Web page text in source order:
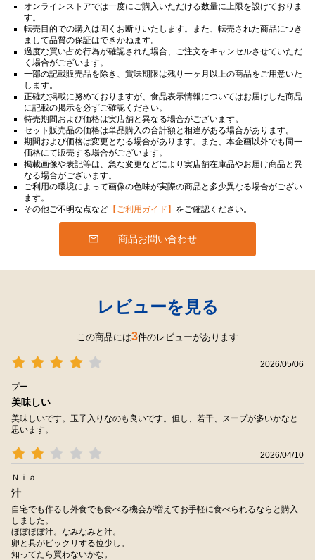
オンラインストアでは一度にご購入いただける数量に上限を設けておりま
す。
転売目的での購入は固くお断りいたします。また、転売された商品につき
まして品質の保証はできかねます。
過度な買い占め行為が確認された場合、ご注文をキャンセルさせていただ
く場合がございます。
一部の記載販売品を除き、賞味期限は残り一ヶ月以上の商品をご用意いた
します。
正確な掲載に努めておりますが、食品表示情報についてはお届けした商品
に記載の掲示を必ずご確認ください。
特売期間および価格は実店舗と異なる場合がございます。
セット販売品の価格は単品購入の合計額と相違がある場合があります。
期間および価格は変更となる場合があります。また、本企画以外でも同一
価格にて販売する場合がございます。
掲載画像や表記等は、急な変更などにより実店舗在庫品やお届け商品と異
なる場合がございます。
ご利用の環境によって画像の色味が実際の商品と多少異なる場合がござい
ます。
その他ご不明な点など 【ご利用ガイド】 をご確認ください。
商品お問い合わせ
レビューを見る
この商品には3件のレビューがあります
2026/05/06
プー
美味しい
美味しいです。玉子入りなのも良いです。但し、若干、スープが多いかなと
思います。
2026/04/10
Ｎｉａ
汁
自宅でも作るし外食でも食べる機会が増えてお手軽に食べられるならと購入
しました。
ほぼほぼ汁。なみなみと汁。
卵と具がビックリする位少し。
知ってたら買わないかな。